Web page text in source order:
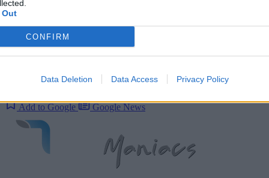
CONFIRM
Data Deletion Data Access Privacy Policy
Μείνε ενημερωμένος
Ακολούθησέ μας στα social media και πρόσθεσέ μας στις
Add to Google Google News